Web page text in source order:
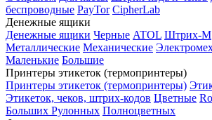
беспроводные PayTor CipherLab
Денежные ящики
Денежные ящики Черные ATOL Штрих-М
Металлические Механические
Маленькие Большие
Принтеры этикеток (термопринтеры)
Принтеры этикеток (термопринтеры)
Этикеток, чеков, штрих-кодов Цветные
Больших Рулонных Полноцветных